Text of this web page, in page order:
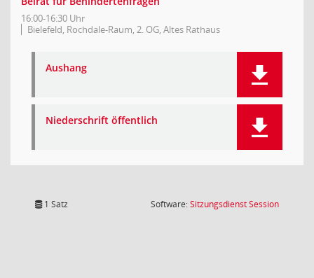
16:00-16:30 Uhr
Bielefeld, Rochdale-Raum, 2. OG, Altes Rathaus
Aushang
Niederschrift öffentlich
1 Satz Software:SitzungsdienstSession(Wird in